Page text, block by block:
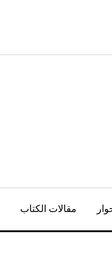
مقالات الكتاب